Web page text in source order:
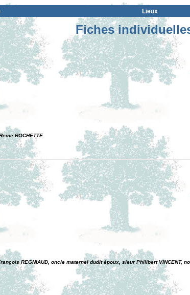
Lieux
Fiches
ROCHETTE.
REGNIAUD, oncle maternel dudit époux, sieur Philibert